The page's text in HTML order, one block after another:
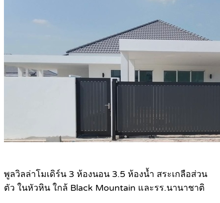
พูลวิลล่าโมเดิร์น 3 ห้องนอน 3.5 ห้องน้ำ สระเกลือส่วน
ตัว ในหัวหิน ใกล้ Black Mountain และรร.นานาชาติ